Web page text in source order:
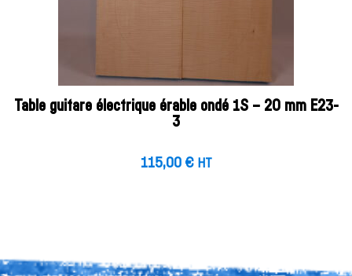
Table guitare électrique érable ondé 1S – 20 mm E23-
3
115,00 € HT